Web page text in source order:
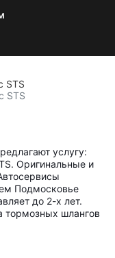
STS
STS
услугу:
Оригинальные и
Подмосковье
до 2-х лет.
тормозных шлангов